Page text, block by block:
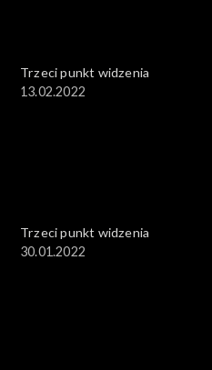
Trzeci punkt widzenia
13.02.2022
Trzeci punkt widzenia
30.01.2022